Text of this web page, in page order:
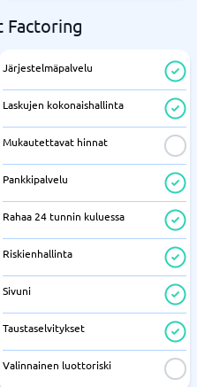
Factoring
Järjestelmäpalvelu
Laskujen kokonaishallinta
Mukautettavat hinnat
Pankkipalvelu
Rahaa 24 tunnin kuluessa
Riskienhallinta
Sivuni
Taustaselvitykset
Valinnainen luottoriski